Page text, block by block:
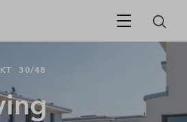
30/48